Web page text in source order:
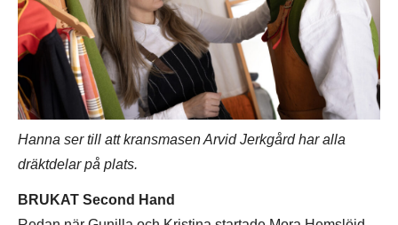
Hanna ser till att kransmasen Arvid Jerkgård har alla
dräktdelar på plats.
BRUKAT Second Hand